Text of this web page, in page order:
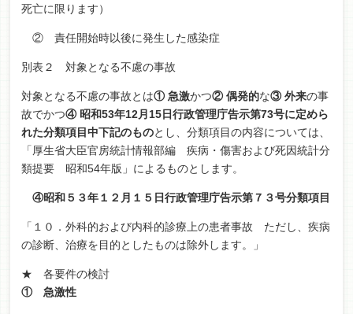
死亡に限ります）
② 責任開始時以後に発生した感染症
別表２ 対象となる不慮の事故
対象となる不慮の事故とは① 急激かつ② 偶発的な③ 外来の事
故でかつ④ 昭和53年12月 15日行政管理庁告示第73号に定めら
れた分類項目中下記のものとし、分類項目の内容については、
「厚生省大臣官房統計情報部編 疾病・傷害および死因統計分
類提要 昭和54年版」によるものとします。
④昭和５３年１２月１５日行政管理庁告示第７３号分類項目
「１０．外科的および内科的診療上の患者事故 ただし、疾病
の診断、治療を目的としたものは除外します。」
★ 各要件の検討
① 急激性